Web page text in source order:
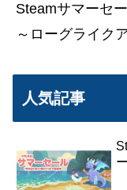
Steamサマーセ
～ローグライク
人気記事